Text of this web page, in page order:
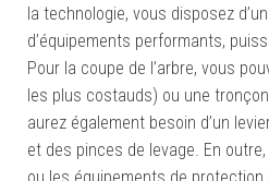
la technologie, vous disposez
d’équipements performants,
Pour la coupe de l’arbre, vous
les plus costauds) ou une
aurez également besoin d’un
et des pinces de levage. En outre,